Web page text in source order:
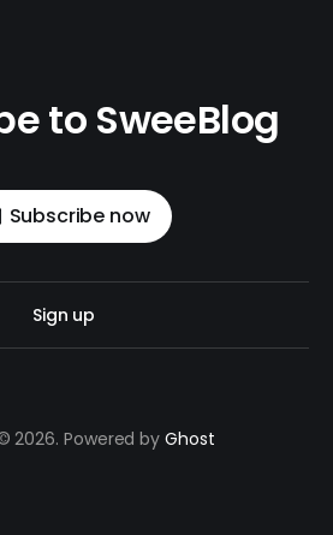
to SweeBlog
Subscribe now
Sign up
2026. Powered byGhost